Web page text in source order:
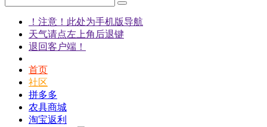
！注意！此处为手机版导航
天气请点左上角后退键
退回客户端！
首页
社区
拼多多
农具商城
淘宝返利